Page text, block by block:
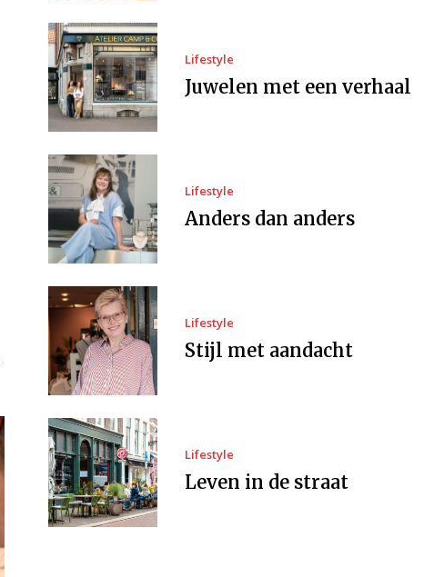
Lifestyle
Juwelen met een verhaal
Lifestyle
Anders dan anders
Lifestyle
Stijl met aandacht
Lifestyle
Leven in de straat